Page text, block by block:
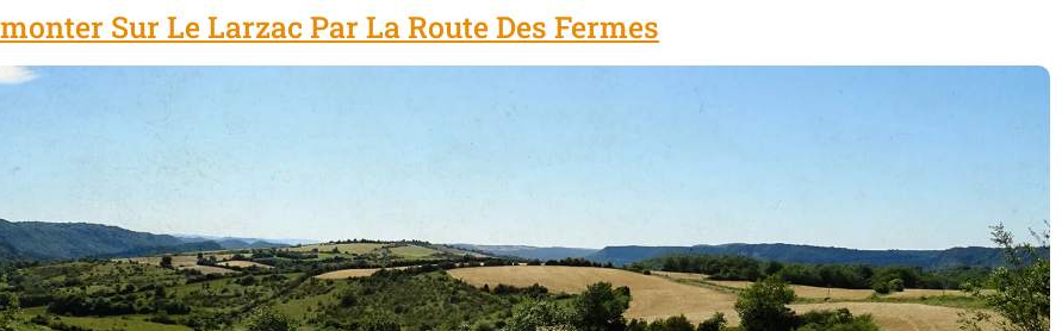
Sur Le Larzac Par La Route Des Fermes